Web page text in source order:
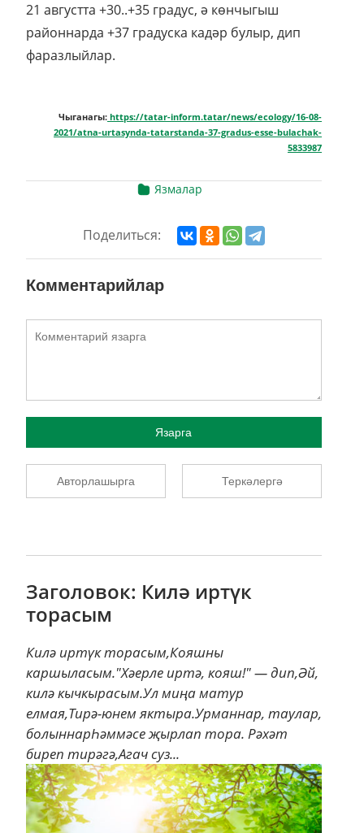
21 августта +30..+35 градус, ә көнчыгыш
районнарда +37 градуска кадәр булыр, дип
фаразлыйлар.
Чыганагы: https://tatar-inform.tatar/news/ecology/16-08-
2021/atna-urtasynda-tatarstanda-37-gradus-esse-bulachak-
5833987
Язмалар
Поделиться:
Комментарийлар
Язарга
Авторлашырга Теркәлергә
Заголовок: Килә иртүк
торасым
Килә иртүк торасым,Кояшны
каршыласым."Хәерле иртә, кояш!" — дип,Әй,
килә кычкырасым.Ул миңа матур
елмая,Тирә-юнем яктыра.Урманнар, таулар,
болыннарҺәммәсе җырлап тора. Рәхәт
биреп тирәгә,Агач суз...